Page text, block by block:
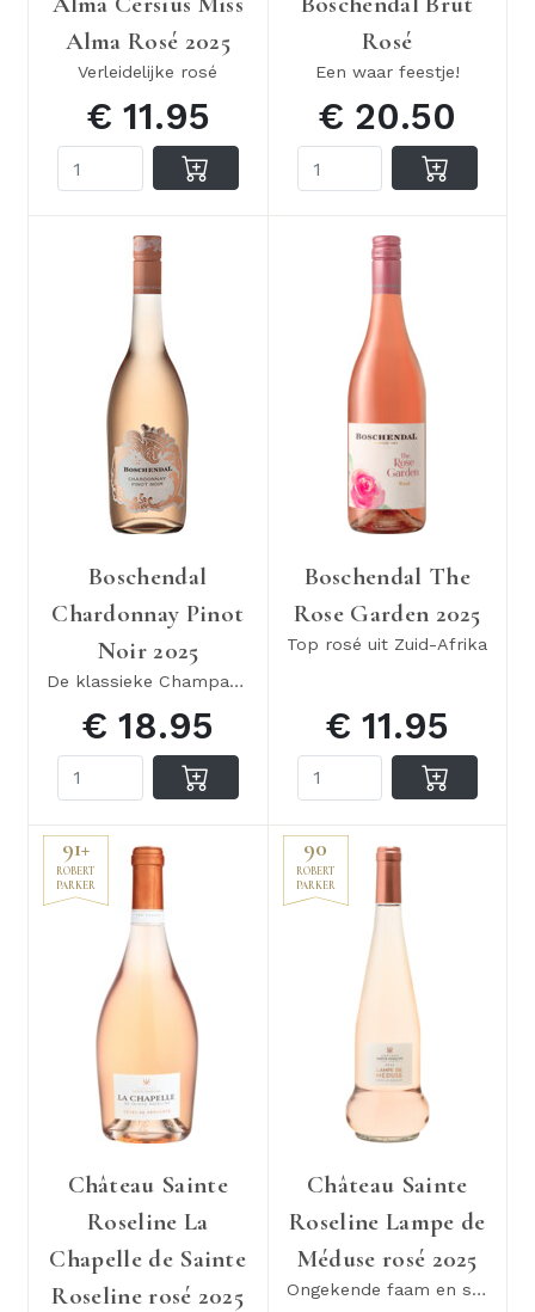
Alma Rosé 2025
Verleidelijke rosé
€ 11.95
Rosé
Een waar feestje!
€ 20.50
Boschendal
Chardonnay Pinot
Noir 2025
De klassieke Champagne blend zonder bubbels
€ 18.95
Boschendal The
Rose Garden 2025
Top rosé uit Zuid-Afrika
€ 11.95
91+
ROBERT
PARKER
Château Sainte
Roseline La
Chapelle de Sainte
Roseline rosé 2025
90
ROBERT
PARKER
Château Sainte
Roseline Lampe de
Méduse rosé 2025
Ongekende faam en smaak